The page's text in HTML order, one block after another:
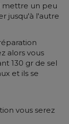
mettre un peu
jusqu'à l'autre
alors vous
130 gr de sel
et ils se
vous serez